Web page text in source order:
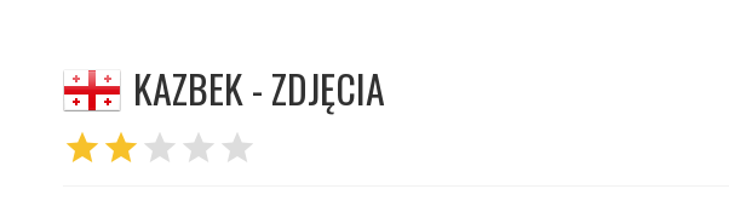
KAZBEK - ZDJĘCIA
starstar star star star